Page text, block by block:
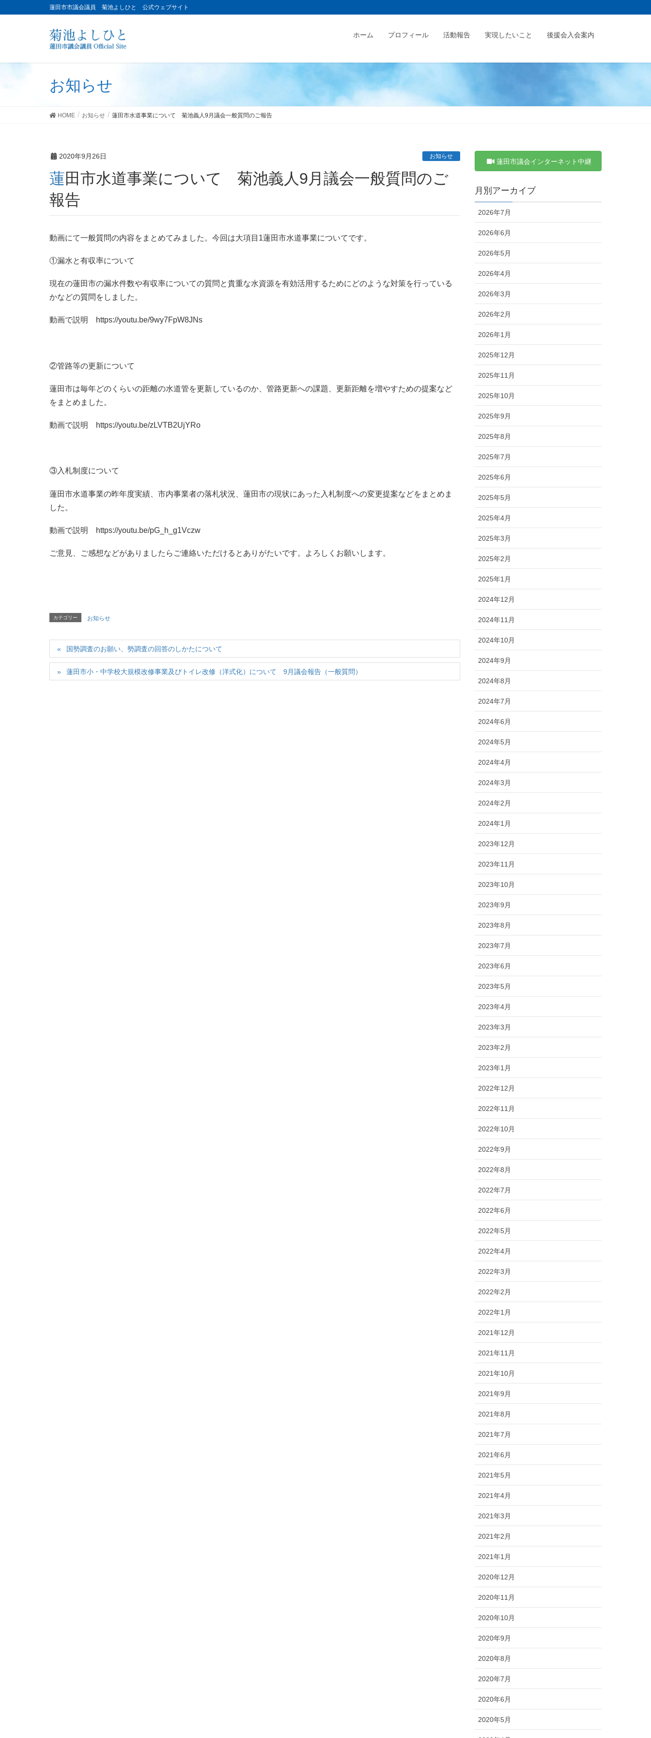
蓮田市市議会議員 菊池よしひと 公式ウェブサイト
ホーム プロフィール 活動報告 実現したいこと 後援会入会案内
お知らせ
HOME お知らせ 蓮田市水道事業について 菊池義人9月議会一般質問のご報告
2020年9月26日 お知らせ
蓮田市水道事業について 菊池義人9月議会一般質問のご
報告
動画にて一般質問の内容をまとめてみました。今回は大項目1蓮田市水道事業についてです。
①漏水と有収率について
現在の蓮田市の漏水件数や有収率についての質問と貴重な水資源を有効活用するためにどのような対策を行っている
かなどの質問をしました。
動画で説明 https://youtu.be/9wy7FpW8JNs
②管路等の更新について
蓮田市は毎年どのくらいの距離の水道管を更新しているのか、管路更新への課題、更新距離を増やすための提案など
をまとめました。
動画で説明 https://youtu.be/zLVTB2UjYRo
③入札制度について
蓮田市水道事業の昨年度実績、市内事業者の落札状況、蓮田市の現状にあった入札制度への変更提案などをまとめま
した。
動画で説明 https://youtu.be/pG_h_g1Vczw
ご意見、ご感想などがありましたらご連絡いただけるとありがたいです。よろしくお願いします。
カテゴリー お知らせ
国勢調査のお願い、勢調査の回答のしかたについて
蓮田市小・中学校大規模改修事業及びトイレ改修（洋式化）について 9月議会報告（一般質問）
蓮田市議会インターネット中継
月別アーカイブ
2026年7月
2026年6月
2026年5月
2026年4月
2026年3月
2026年2月
2026年1月
2025年12月
2025年11月
2025年10月
2025年9月
2025年8月
2025年7月
2025年6月
2025年5月
2025年4月
2025年3月
2025年2月
2025年1月
2024年12月
2024年11月
2024年10月
2024年9月
2024年8月
2024年7月
2024年6月
2024年5月
2024年4月
2024年3月
2024年2月
2024年1月
2023年12月
2023年11月
2023年10月
2023年9月
2023年8月
2023年7月
2023年6月
2023年5月
2023年4月
2023年3月
2023年2月
2023年1月
2022年12月
2022年11月
2022年10月
2022年9月
2022年8月
2022年7月
2022年6月
2022年5月
2022年4月
2022年3月
2022年2月
2022年1月
2021年12月
2021年11月
2021年10月
2021年9月
2021年8月
2021年7月
2021年6月
2021年5月
2021年4月
2021年3月
2021年2月
2021年1月
2020年12月
2020年11月
2020年10月
2020年9月
2020年8月
2020年7月
2020年6月
2020年5月